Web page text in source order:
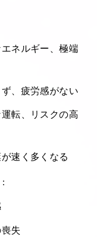
ネルギー、極端
、疲労感がない
転、リスクの高
速く多くなる
:
失